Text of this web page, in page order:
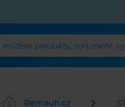
produkty, sortiment,
Remauh.cz